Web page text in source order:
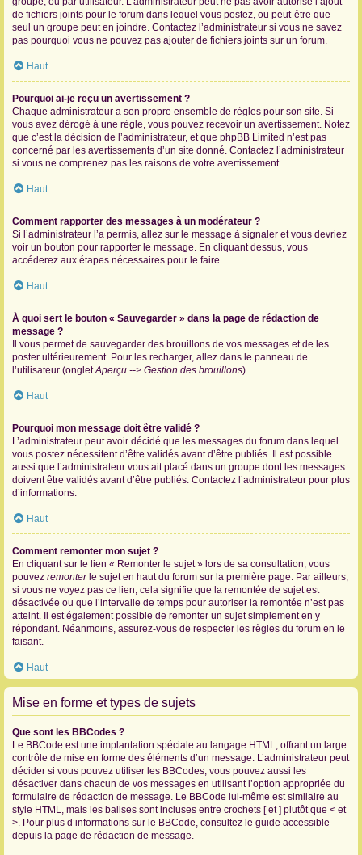
de fichiers joints pour le forum dans lequel vous postez, ou peut-être que
seul un groupe peut en joindre. Contactez l’administrateur si vous ne savez
pas pourquoi vous ne pouvez pas ajouter de fichiers joints sur un forum.
Haut
Pourquoi ai-je reçu un avertissement ?
Chaque administrateur a son propre ensemble de règles pour son site. Si
vous avez dérogé à une règle, vous pouvez recevoir un avertissement. Notez
que c’est la décision de l’administrateur, et que phpBB Limited n’est pas
concerné par les avertissements d’un site donné. Contactez l’administrateur
si vous ne comprenez pas les raisons de votre avertissement.
Haut
Comment rapporter des messages à un modérateur ?
Si l’administrateur l’a permis, allez sur le message à signaler et vous devriez
voir un bouton pour rapporter le message. En cliquant dessus, vous
accéderez aux étapes nécessaires pour le faire.
Haut
À quoi sert le bouton « Sauvegarder » dans la page de rédaction de
message ?
Il vous permet de sauvegarder des brouillons de vos messages et de les
poster ultérieurement. Pour les recharger, allez dans le panneau de
l’utilisateur (ongletAperçu --> Gestion des brouillons).
Haut
Pourquoi mon message doit être validé ?
L’administrateur peut avoir décidé que les messages du forum dans lequel
vous postez nécessitent d’être validés avant d’être publiés. Il est possible
aussi que l’administrateur vous ait placé dans un groupe dont les messages
doivent être validés avant d’être publiés. Contactez l’administrateur pour plus
d’informations.
Haut
Comment remonter mon sujet ?
En cliquant sur le lien « Remonter le sujet » lors de sa consultation, vous
pouvez remonterle sujet en haut du forum sur la première page. Par ailleurs,
si vous ne voyez pas ce lien, cela signifie que la remontée de sujet est
désactivée ou que l’intervalle de temps pour autoriser la remontée n’est pas
atteint. Il est également possible de remonter un sujet simplement en y
répondant. Néanmoins, assurez-vous de respecter les règles du forum en le
faisant.
Haut
Mise en forme et types de sujets
Que sont les BBCodes ?
Le BBCode est une implantation spéciale au langage HTML, offrant un large
contrôle de mise en forme des éléments d’un message. L’administrateur peut
décider si vous pouvez utiliser les BBCodes, vous pouvez aussi les
désactiver dans chacun de vos messages en utilisant l’option appropriée du
formulaire de rédaction de message. Le BBCode lui-même est similaire au
style HTML, mais les balises sont incluses entre crochets [ et ] plutôt que < et
>. Pour plus d’informations sur le BBCode, consultez le guide accessible
depuis la page de rédaction de message.